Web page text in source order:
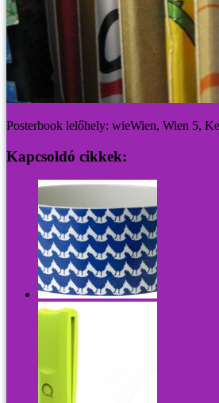
Posterbook lelőhely: wieWien, Wien 5,
Kapcsoldó cikkek: